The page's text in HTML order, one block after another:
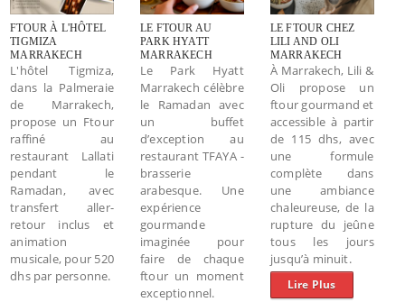
FTOUR À L'HÔTEL
TIGMIZA
MARRAKECH
L'hôtel Tigmiza,
dans la Palmeraie
de Marrakech,
propose un Ftour
raffiné au
restaurant Lallati
pendant le
Ramadan, avec
transfert aller-
retour inclus et
animation
musicale, pour 520
dhs par personne.
LE FTOUR AU
PARK HYATT
MARRAKECH
Le Park Hyatt
Marrakech célèbre
le Ramadan avec
un buffet
d’exception au
restaurant TFAYA -
brasserie
arabesque. Une
expérience
gourmande
imaginée pour
faire de chaque
ftour un moment
exceptionnel.
LE FTOUR CHEZ
LILI AND OLI
MARRAKECH
À Marrakech, Lili &
Oli propose un
ftour gourmand et
accessible à partir
de 115 dhs, avec
une formule
complète dans
une ambiance
chaleureuse, de la
rupture du jeûne
tous les jours
jusqu’à minuit.
Lire Plus